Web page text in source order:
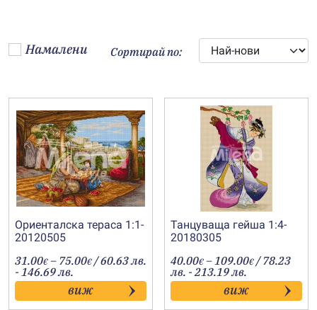
Намалени Сортирай по:
Ориенталска тераса 1:1-
20120505
31.00€ – 75.00€Price
range:
31.00€
through
75.00€
/ 60.63 лв.
- 146.69 лв.
виж
Танцуваща гейша 1:4-
20180305
40.00€ –109.00€Price
range:
40.00€
through
109.00€
/ 78.23
лв. - 213.19 лв.
виж